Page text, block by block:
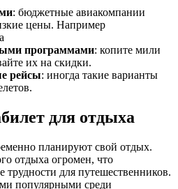
: бюджетные авиакомпании
цены. Например
программами: копите мили
их на скидки.
рейсы: иногда такие варианты
для отдыха
планируют свой отдых.
отдыха огромен, что
трудности для путешественников.
популярными среди